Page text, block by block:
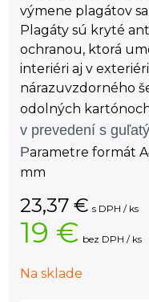
výmene plagátov
Plagáty sú kryté
ochranou, ktorá
interiéri aj v
nárazuvzdorného
odolných
v prevedení s
Parametre formát
mm
23,37 € s DPH / ks
19 € bez DPH / ks
Na sklade